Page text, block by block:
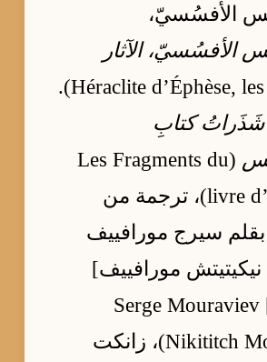
الأفسُسيّ،
الأفسُسيّ، الآثار
(Héraclite d’Éphèse, les vestiges).
شَذَراتُ كتابِ
(Les Fragments du
livre d’Héraclite)، ترجمة من
بقلم سيرج مورافييف
مورافييف]
(Serge
Nikititch Mouraviev])، زانكت